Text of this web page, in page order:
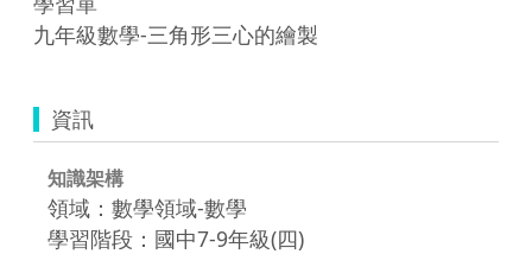
資訊
知識架構
領域：數學領域-數學
學習階段：國中7-9年級(四)